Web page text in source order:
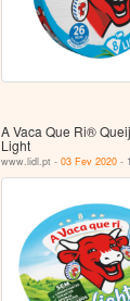
A Vaca Que Ri®
Light
www.lidl.pt -03 Fev 2020 -